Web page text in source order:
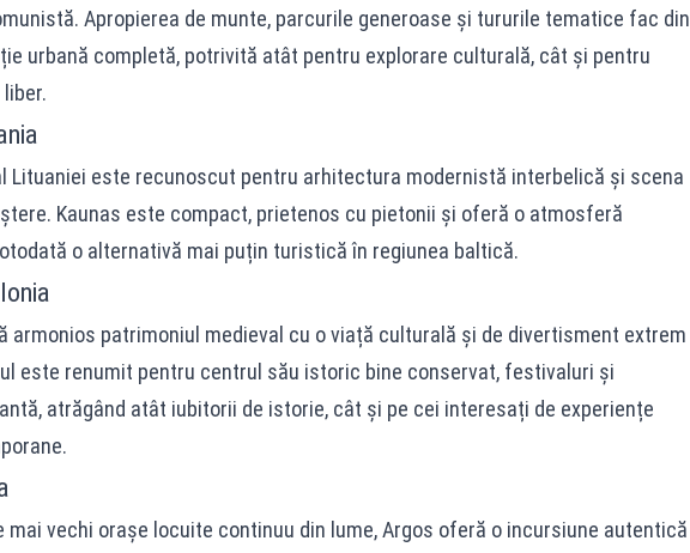
Apropierea de munte, parcurile generoase și tururile tematice fac din
urbană completă, potrivită atât pentru explorare culturală, cât și pentru
Lituaniei este recunoscut pentru arhitectura modernistă interbelică și scena
Kaunas este compact, prietenos cu pietonii și oferă o atmosferă
o alternativă mai puțin turistică în regiunea baltică.
armonios patrimoniul medieval cu o viață culturală și de divertisment extrem
este renumit pentru centrul său istoric bine conservat, festivaluri și
atrăgând atât iubitorii de istorie, cât și pe cei interesați de experiențe
mai vechi orașe locuite continuu din lume, Argos oferă o incursiune autentică